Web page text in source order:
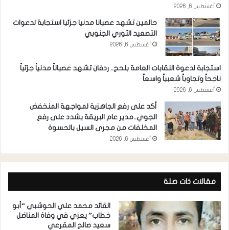
أغسطس 6, 2026
حالمين تشهد عصيانا مدنيا جزئيا استجابة لدعوات
التصعيد الثوري الجنوبي
أغسطس 6, 2026
استجابة لدعوة النقابات العامة بلحج.. ردفان تشهد عصياناً مدنياً جزئياً
ناجحاً وتجاوباً شعبياً واسعاً
أغسطس 6, 2026
أكد على رفع الجاهزية لمواجهة المنخفض
الجوي..مدير عام البريقة يشدد على رفع
المخلفات من مجرى السيل بالحسوة
أغسطس 6, 2026
مقالات ذات صلة
القائد محمد علي الحوشبي “أبو
خطاب” يعزي في وفاة المناضل
سعيد صالح المقرعي